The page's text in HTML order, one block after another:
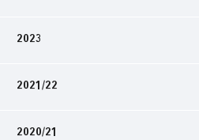
2023
2021/22
2020/21